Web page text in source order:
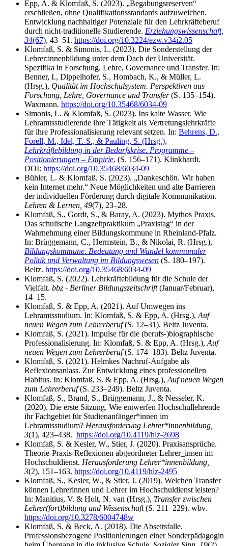
Epp, A. & Klomfaß, S. (2023). „Begabungsreserven“
erschließen, ohne Qualifikationsstandards aufzuweichen.
Entwicklung nachhaltiger Potenziale für den Lehrkräfteberuf
durch nicht-traditionelle Studierende. Erziehungswissenschaft,
34(67), 43–51. https://doi.org/10.3224/ezw.v34i2.05
Klomfaß, S. & Simonis, L. (2023). Die Sonderstellung der
Lehrer:innenbildung unter dem Dach der Universität.
Spezifika in Forschung, Lehre, Governance und Transfer. In:
Benner, I., Dippelhofer, S., Hombach, K., & Müller, L.
(Hrsg.), Qualität im Hochschulsystem. Perspektiven aus
Forschung, Lehre, Governance und Transfer(S. 135–154).
Waxmann. https://doi.org/10.35468/6034-09
Simonis, L. & Klomfaß, S. (2023). Ins kalte Wasser. Wie
Lehramtsstudierende ihre Tätigkeit als Vertretungslehrkräfte
für ihre Professionalisierung relevant setzen. In: Behrens, D.,
Forell, M., Idel, T.-S., & Pauling, S. (Hrsg.),
Lehrkräftebildung in der Bedarfskrise. Programme –
Positionierungen – Empirie. (S. 156–171). Klinkhardt.
DOI: https://doi.org/10.35468/6034-09
Bühler, L. & Klomfaß, S. (2023). „Dankeschön. Wir haben
kein Internet mehr.“ Neue Möglichkeiten und alte Barrieren
der individuellen Förderung durch digitale Kommunikation.
Lehren & Lernen, 49(7), 23–28.
Klomfaß, S., Gordt, S., & Baray, A. (2023). Mythos Praxis.
Das schulische Langzeitpraktikum „Praxistag“ in der
Wahrnehmung einer Bildungskommune in Rheinland-Pfalz.
In: Brüggemann, C., Hermstein, B., & Nikolai, R. (Hrsg.),
Bildungskommune. Bedeutung und Wandel kommunaler
Politik und Verwaltung im Bildungswesen (S. 180–197).
Beltz. https://doi.org/10.35468/6034-09
Klomfaß, S. (2022). Lehrkräftebildung für die Schule der
Vielfalt. bbz - Berliner Bildungszeitschrift(Januar/Februar),
14–15.
Klomfaß, S. & Epp, A. (2021). Auf Umwegen ins
Lehramtsstudium. In: Klomfaß, S. & Epp, A. (Hrsg.), Auf
neuen Wegen zum Lehrerberuf(S. 12–31). Beltz Juventa.
Klomfaß, S. (2021). Impulse für die (berufs-)biographische
Professionalisierung. In: Klomfaß, S. & Epp, A. (Hrsg.), Auf
neuen Wegen zum Lehrerberuf(S. 174–183). Beltz Juventa.
Klomfaß, S. (2021). Helmkes Nachruf-Aufgabe als
Reflexionsanlass. Zur Entwicklung eines professionellen
Habitus. In: Klomfaß, S. & Epp, A. (Hrsg.), Auf neuen Wegen
zum Lehrerberuf(S. 233–249). Beltz Juventa.
Klomfaß, S., Brand, S., Brüggemann, J., & Nesseler, K.
(2020). Die erste Sitzung. Wie entwerfen Hochschullehrende
ihr Fachgebiet für Studienanfänger*innen im
Lehramtsstudium? Herausforderung Lehrer*innenbildung,
3(1), 423–438. https://doi.org/10.4119/hlz-2698
Klomfaß, S. & Kesler, W., Stier, J. (2020). Praxisansprüche.
Theorie-Praxis-Reflexionen abgeordneter Lehrer_innen im
Hochschuldienst. Herausforderung Lehrer*innenbildung,
3(2), 151–163. https://doi.org/10.4119/hlz-2495
Klomfaß, S., Kesler, W., & Stier, J. (2019). Welchen Transfer
können Lehrerinnen und Lehrer im Hochschuldienst leisten?
In: Manitius, V. & Holt, N. van (Hrsg.), Transfer zwischen
Lehrer(fort)bildung und Wissenschaft(S. 211–229). wbv.
https://doi.org/10.3278/6004748w
Klomfaß, S. & Beck, A. (2018). Die Abseitsfalle.
Professionsbezogene Positionierungen einer Sonderpädagogin